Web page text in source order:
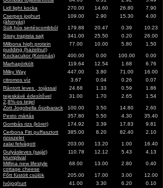
Lidl light kocka
270.00 14.60 26.80
7.90
Cserpes joghurt
(áfonyás)
109.00 2.90 15.30 4.00
Sült hús sertéscombból 179.88 20.47 0.39
10.23
Sissy trapista sajt
341.00 25.50 0.20
26.00
Milbona high protein
pudding (hazelnut)
77.00 10.00 5.80 1.50
Kockacukor (Koronás) 400.00 0.00 100.00
0.00
Marhapörkölt
119.64 12.54 1.68
6.76
Milky Way
447.00 3.80 71.00
16.00
citromos víz
3.67 0.04 0.26
0.07
Rántott leves , tojással
24.68 1.33 0.59
1.86
tejeskávé édesítővel
2,8%-os tejjel
31.00 1.70 2.65 1.54
Zott Jogobella őszibarack 100.00 3.50 14.80
2.60
Pesto mártás
357.80 5.50 4.30
35.40
Gombás rizs (köret)
174.92 3.39 17.83
9.81
Cerbona Fitt puffasztott
rizsszelet
385.00 8.20 82.40 2.10
zalai felvágott 203.00 13.20 1.00
16.40
Gulyásleves (saját)
krumplival
110.78 12.12 5.43 4.13
Milfina new lifestyle
cottage cheese
68.00 13.00 2.80 0.40
Főtt füstölt csülök 205.00 17.00 3.00
12.00
Ivójoghurt
41.00 3.30 6.20
0.10